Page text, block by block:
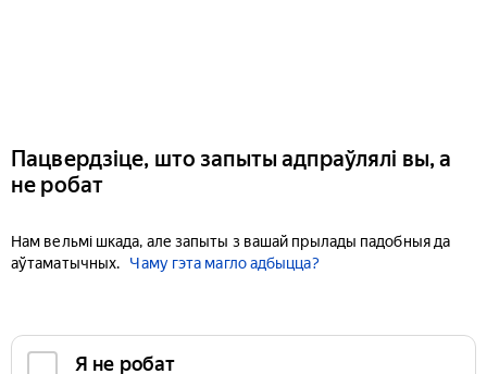
Пацвердзіце, што запыты адпраўлялі вы, а
не робат
Нам вельмі шкада, але запыты з вашай прылады падобныя да
аўтаматычных.
Чаму гэта магло адбыцца?
Я не робат